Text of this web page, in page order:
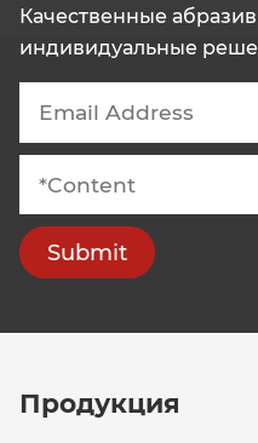
Качественные
индивидуальные
Submit
Продукция